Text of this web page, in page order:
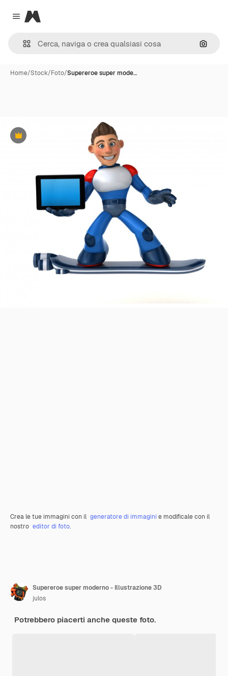
Close menu
Magnific
Cerca
Home/Stock/Foto/Supereroe super mode…
Premium
Crea le tue immagini con il generatore di immagini e modificale con il
nostro editor di foto.
Supereroe super moderno - Illustrazione 3D
julos
Potrebbero piacerti anche queste foto.